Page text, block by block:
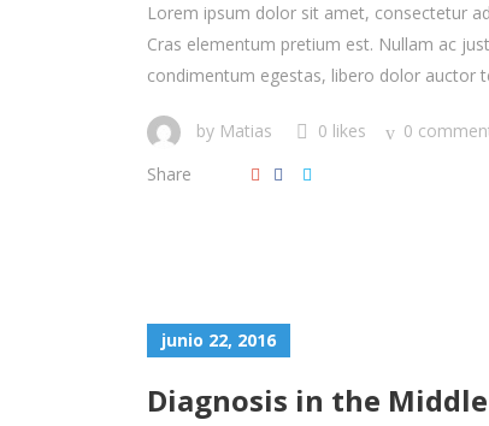
Lorem ipsum dolor sit amet, consectetur
Cras elementum pretium est. Nullam ac
condimentum egestas, libero dolor auctor
by Matias 0 likes
0
Share
junio 22, 2016
Diagnosis in the